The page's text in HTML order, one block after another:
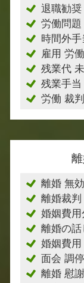
退職勧奨
労働問
時間外
雇用 労
残業代
残業手当
労働 裁
離婚 無
離婚裁判
婚姻費用
離婚の
婚姻費
面会 調停
離婚 慰